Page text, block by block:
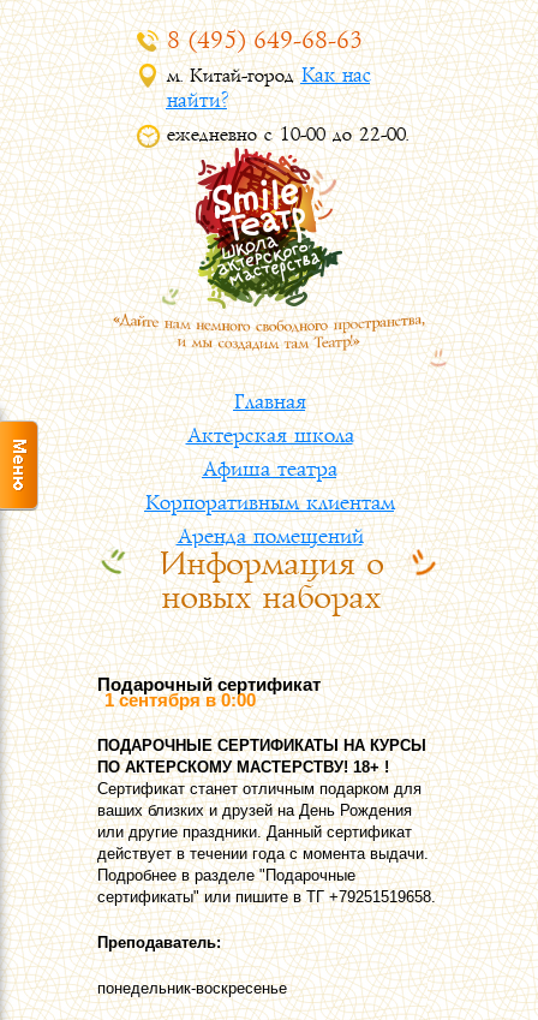
8 (495) 649-68-63
м. Китай-город Как нас
найти?
ежедневно с 10-00 до 22-00.
Главная
Актерская школа
Афиша театра
Корпоративным клиентам
Аренда помещений
Контакты
Информация о
новых наборах
Подарочный сертификат
1 сентября в 0:00
ПOДАРОЧНЫЕ СЕРТИФИКАТЫ НА КУРСЫ
ПО АКТЕРСКОМУ МАСТЕРСТВУ! 18+ !
Сертификат станет отличным подарком для
ваших близких и друзей на День Рождения
или другие праздники. Данный сертификат
действует в течении года с момента выдачи.
Подробнее в разделе "Подарочные
сертификаты" или пишите в ТГ +79251519658.
Преподаватель:
понедельник-воскресенье